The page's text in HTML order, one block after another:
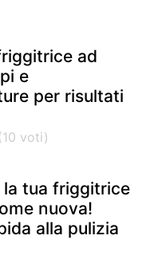
ad
e
per risultati
la tua friggitrice
nuova!
alla pulizia